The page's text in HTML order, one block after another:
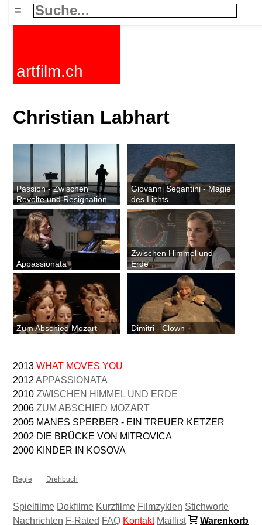
≡
artfilm.ch
Christian Labhart
Passion - Zwischen
Revolte und Resignation
Giovanni Segantini - Magie
des Lichts
Appassionata
Zwischen Himmel und
Erde
Zum Abschied Mozart Dimitri - Clown
2013 WHAT MOVES YOU
2012 APPASSIONATA
2010 ZWISCHEN HIMMEL UND ERDE
2006 ZUM ABSCHIED MOZART
2005 MANES SPERBER - EIN TREUER KETZER
2002 DIE BRÜCKE VON MITROVICA
2000 KINDER IN KOSOVA
Regie Drehbuch
Spielfilme Dokfilme Kurzfilme Filmzyklen Stichworte
Nachrichten F-Rated FAQ Kontakt Maillist Warenkorb